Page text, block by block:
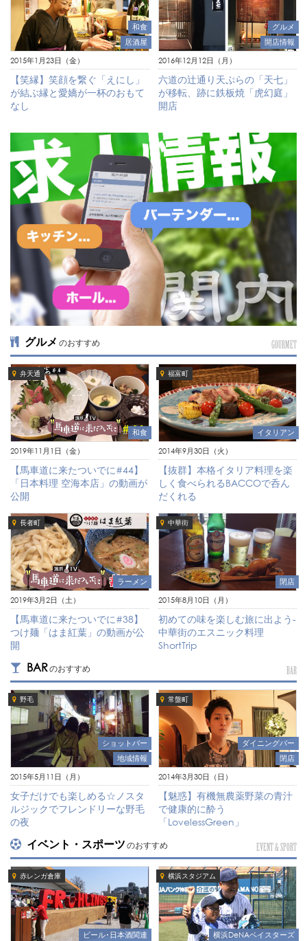
和食
居酒屋
2015年1月23日（金）
【笑縁】笑顔を繋ぐ「えにし」
が結ぶ縁と愛嬌が一杯のおもて
なし
グルメ
開店情報
2016年12月12日（月）
六道の辻通り天ぷらの「天七」
が移転、跡に鉄板焼「虎幻庭」
開店
グルメ のおすすめ GOURMET
弁天通
和食
2019年11月1日（金）
【馬車道に来たついでに#44】
「日本料理 空海本店」の動画が
公開
福富町
イタリアン
2014年9月30日（火）
【抜群】本格イタリア料理を楽
しく食べられるBACCOで呑ん
だくれる
長者町
ラーメン
2019年3月2日（土）
【馬車道に来たついでに#38】
つけ麺「はま紅葉」の動画が公
開
中華街
閉店
2015年8月10日（月）
初めての味を楽しむ旅に出よう-
中華街のエスニック料理
ShortTrip
BARのおすすめ BAR
野毛
ショットバー
地域情報
2015年5月11日（月）
女子だけでも楽しめる☆ノスタ
ルジックでフレンドリーな野毛
の夜
常盤町
ダイニングバー
閉店
2014年3月30日（日）
【魅惑】有機無農薬野菜の青汁
で健康的に酔う
「LovelessGreen」
イベント・スポーツ のおすすめ EVENT & SPORT
赤レンガ倉庫
ビール･日本酒関連
横浜スタジアム
横浜DeNAベイスターズ